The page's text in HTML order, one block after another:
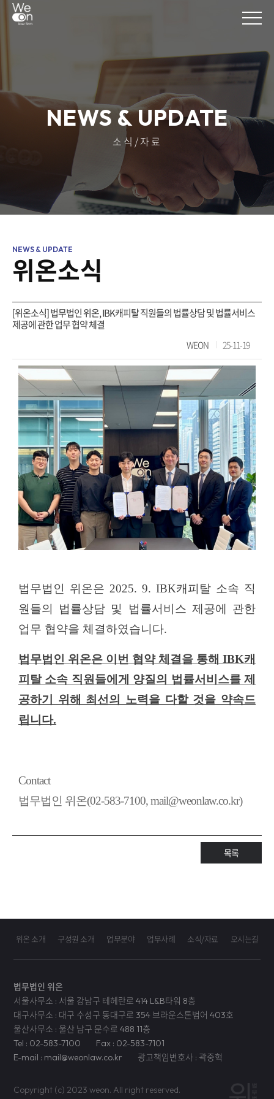
NEWS & UPDATE
소식/자료
위온소식
[위온소식] 법무법인 위온, IBK캐피탈 직원들의 법률상담 및 법률서비스
제공에 관한 업무 협약 체결
WEON 25-11-19
법무법인 위온은 2025. 9. IBK캐피탈 소속 직
원들의 법률상담 및 법률서비스 제공에 관한
업무 협약을 체결하였습니다.
법무법인 위온은 이번 협약 체결을 통해 IBK캐
피탈 소속 직원들에게 양질의 법률서비스를 제
공하기 위해 최선의 노력을 다할 것을 약속드
립니다.
Contact
법무법인 위온(02-583-7100, mail@weonlaw.co.kr)
목록
위온 소개 구성원 소개 업무분야 업무사례 소식/자료 오시는길
법무법인 위온
서울사무소 : 서울 강남구 테헤란로 414 L&B타워 8층
대구사무소 : 대구 수성구 동대구로 354 브라운스톤범어 403호
울산사무소 : 울산 남구 문수로 488 11층
Tel : 02-583-7100
Fax : 02-583-7101
E-mail : mail@weonlaw.co.kr
광고책임변호사 : 곽중혁
Copyright (c) 2023 weon. All right reserved.